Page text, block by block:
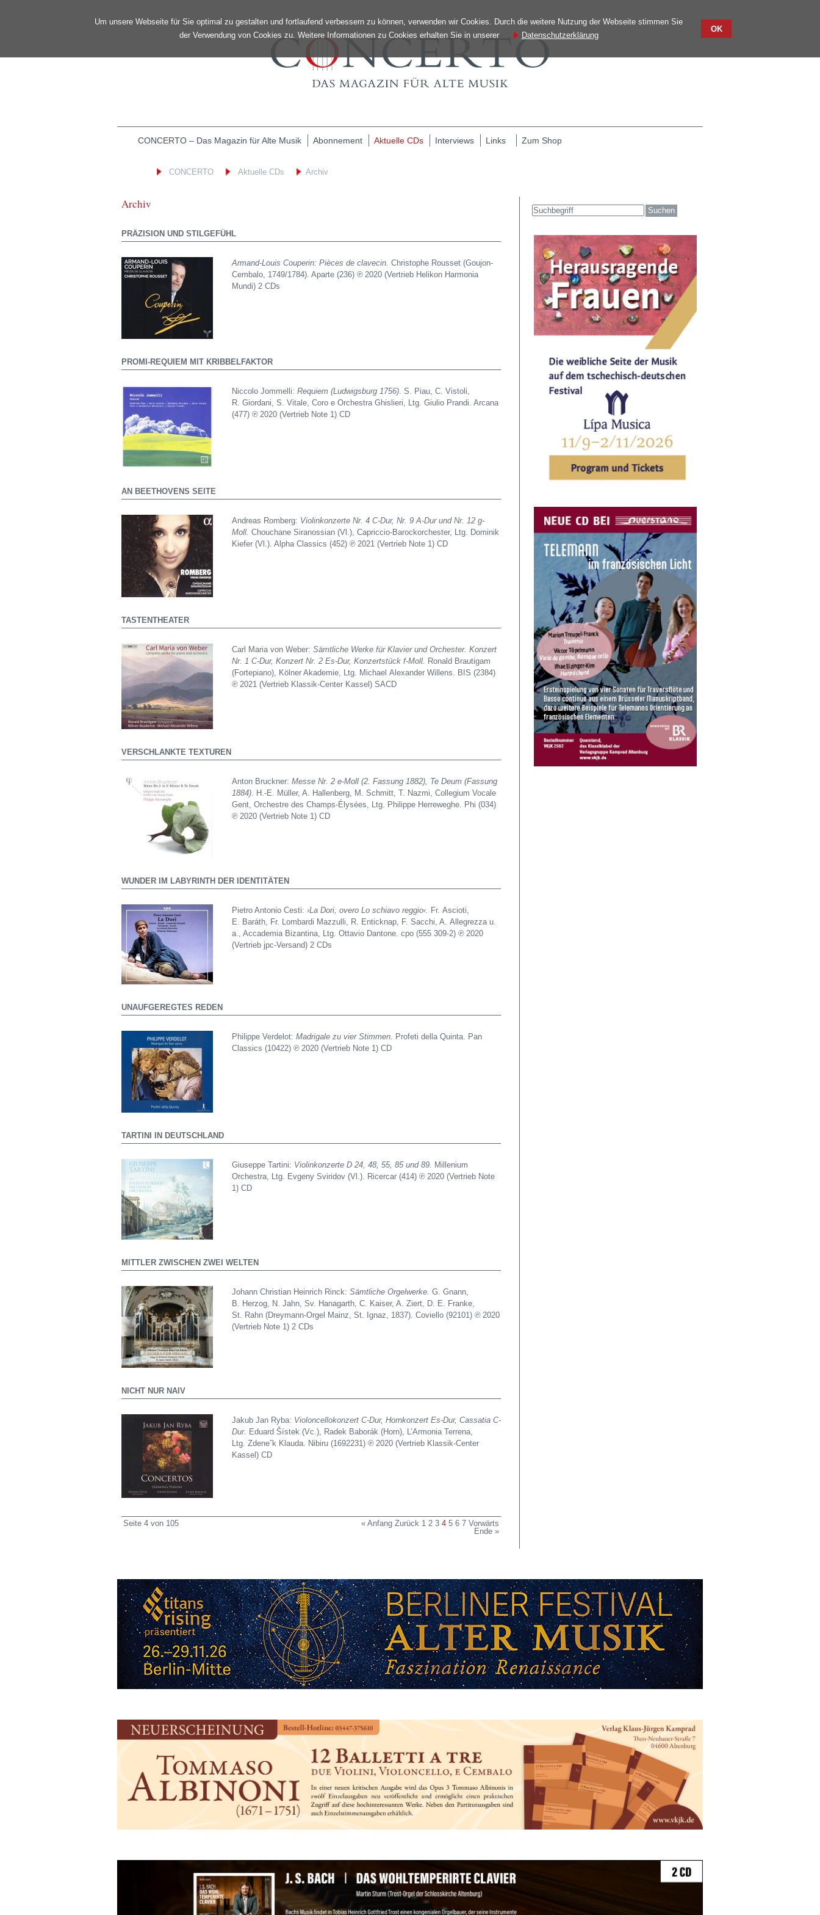
Navigation
CONCERTO – Das Magazin für Alte Musik Abonnement Aktuelle CDs Interviews Links Zum Shop
CONCERTO Aktuelle CDs Archiv
Archiv
PRÄZISION UND STILGEFÜHL
Armand-Louis Couperin: Pièces de clavecin. Christophe Rousset (Goujon-
Cembalo, 1749/1784). Aparte (236) ℗ 2020 (Vertrieb Helikon Harmonia
Mundi) 2 CDs
PROMI-REQUIEM MIT KRIBBELFAKTOR
Niccolo Jommelli: Requiem (Ludwigsburg 1756). S. Piau, C. Vistoli,
R. Giordani, S. Vitale, Coro e Orchestra Ghislieri, Ltg. Giulio Prandi. Arcana
(477) ℗ 2020 (Vertrieb Note 1) CD
AN BEETHOVENS SEITE
Andreas Romberg: Violinkonzerte Nr. 4 C-Dur, Nr. 9 A-Dur und Nr. 12 ­g-
Moll. Chouchane Siranossian (Vl.), Capriccio-Barockorchester, Ltg. Dominik
Kiefer (Vl.). Alpha Classics (452) ℗ 2021 (Vertrieb Note 1) CD
TASTENTHEATER
Carl Maria von Weber: Sämtliche Werke für Klavier und Orchester. Konzert
Nr. 1 C-Dur, Konzert Nr. 2 Es-Dur, Konzertstück f-Moll. Ronald Brautigam
(Fortepiano), Kölner Akademie, Ltg. Michael Alexander Willens. BIS (2384)
℗ 2021 (Vertrieb Klassik-Center Kassel) SACD
VERSCHLANKTE TEXTUREN
Anton Bruckner: Messe Nr. 2 e-Moll (2. Fassung 1882), Te Deum (Fassung
1884). H.-E. Müller, A. Hallenberg, M. Schmitt, T. Nazmi, Collegium Vocale
Gent, Orchestre des Champs-Élysées, Ltg. Phi­lippe Herreweghe. Phi (034)
℗ 2020 (Vertrieb Note 1) CD
WUNDER IM LABYRINTH DER IDENTITÄTEN
Pietro Antonio Cesti: ›La Dori, overo Lo schiavo reggio‹. Fr. Ascioti,
E. Baráth, Fr. Lombardi Mazzulli, R. Enticknap, F. Sacchi, A. Allegrezza u.
a., Accademia Bizantina, Ltg. Ottavio Dantone. cpo (555 309-2) ℗ 2020
(Vertrieb jpc-Versand) 2 CDs
UNAUFGEREGTES REDEN
Philippe Verdelot: Madrigale zu vier Stimmen. Profeti della Quinta. Pan
Classics (10422) ℗ 2020 (Vertrieb Note 1) CD
TARTINI IN DEUTSCHLAND
Giuseppe Tartini: Violinkonzerte D 24, 48, 55, 85 und 89. Millenium
Orchestra, Ltg. Evgeny Sviridov (Vl.). Ricercar (414) ℗ 2020 (Vertrieb Note
1) CD
MITTLER ZWISCHEN ZWEI WELTEN
Johann Christian Heinrich Rinck: Sämtliche Orgelwerke. G. Gnann,
B. Herzog, N. Jahn, Sv. Hanagarth, C. Kaiser, A. Ziert, D. E. Franke,
St. Rahn (Dreymann-Orgel Mainz, St. Ignaz, 1837). Coviello (92101) ℗ 2020
(Vertrieb Note 1) 2 CDs
NICHT NUR NAIV
Jakub Jan Ryba: Violoncellokonzert C-Dur, Hornkonzert Es-Dur, Cassatia C-
Dur. Eduard Šístek (Vc.), Radek Baborák (Horn), L’Armonia Terrena,
Ltg. Zdeneˇk Klauda. Nibiru (1692231) ℗ 2020 (Vertrieb Klassik-Center
Kassel) CD
Seite 4 von 105 « Anfang Zurück 1 2 3 4 5 6 7 Vorwärts
Ende »
Suche
Um unsere Webseite für Sie optimal zu gestalten und fortlaufend verbessern zu können, verwenden wir Cookies. Durch die weitere Nutzung der Webseite stimmen Sie
der Verwendung von Cookies zu. Weitere Informationen zu Cookies erhalten Sie in unserer
Datenschutzerklärung
OK